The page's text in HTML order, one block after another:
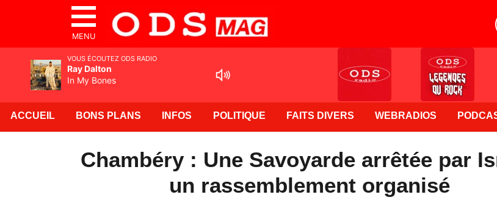
MENU
ACCUEIL BONS PLANS INFOS POLITIQUE FAITS DIVERS WEBRADIOS
Chambéry : Une Savoyarde arrêtée par
un rassemblement organisé
VOUS ÉCOUTEZ ODS RADIO
Ray Dalton
In My Bones